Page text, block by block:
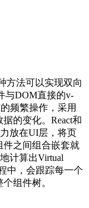
方法可以实现双向
与DOM直接的v-
频繁操作，采用
的变化。React和
放在UI层，将页
件之间组合嵌套就
计算出Virtual
中，会跟踪每一个
组件树。